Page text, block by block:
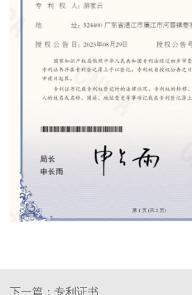
下一篇：专利证书